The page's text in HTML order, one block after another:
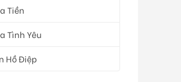
Tiền
Tình Yêu
Hồ Điệp